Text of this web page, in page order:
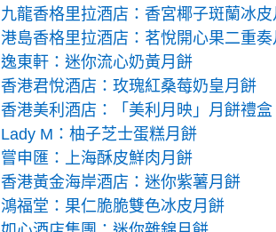
九龍香格里拉酒店：香宮椰子斑蘭冰
港島香格里拉酒店：茗悅開心果二重奏
逸東軒：迷你流心奶黃月餅
香港君悅酒店：玫瑰紅桑莓奶皇月餅
香港美利酒店：「美利月映」月餅禮盒
Lady M：柚子芝士蛋糕月餅
嘗申匯：上海酥皮鮮肉月餅
香港黃金海岸酒店：迷你紫薯月餅
鴻福堂：果仁脆脆雙色冰皮月餅